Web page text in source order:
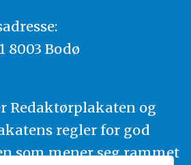
8003 Bodø
Redaktørplakaten og
regler for god
som mener seg rammet